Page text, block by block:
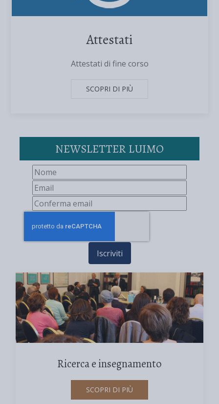
Attestati
Attestati di fine corso
SCOPRI DI PIÙ
NEWSLETTER LUIMO
Iscriviti
Ricerca e insegnamento
SCOPRI DI PIÙ